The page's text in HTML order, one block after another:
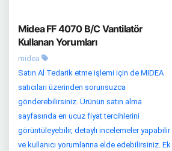
Midea FF 4070 B/C Vantilatör
Kullanan Yorumları
midea
Satın Al Tedarik etme işlemi için de MIDEA
satıcıları üzerinden sorunsuzca
gönderebilirsiniz. Ürünün satın alma
sayfasında en ucuz fiyat tercihlerini
görüntüleyebilir, detaylı incelemeler yapabilir
ve kullanıcı yorumlarına elde edebilirsiniz. Ek